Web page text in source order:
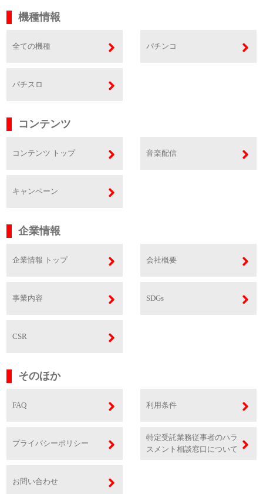
機種情報
全ての機種 パチンコ
パチスロ
コンテンツ
コンテンツ トップ 音楽配信
キャンペーン
企業情報
企業情報 トップ 会社概要
事業内容 SDGs
CSR
そのほか
FAQ 利用条件
プライバシーポリシー
特定受託業務従事者のハラ
スメント相談窓口について
お問い合わせ